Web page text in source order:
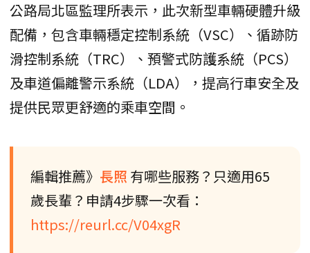
公路局北區監理所表示，此次新型車輛硬體升級
配備，包含車輛穩定控制系統（VSC）、循跡防
滑控制系統（TRC）、預警式防護系統（PCS）
及車道偏離警示系統（LDA），提高行車安全及
提供民眾更舒適的乘車空間。
編輯推薦》 長照 有哪些服務？只適用65
歲長輩？申請4步驟一次看：
https://reurl.cc/V04xgR